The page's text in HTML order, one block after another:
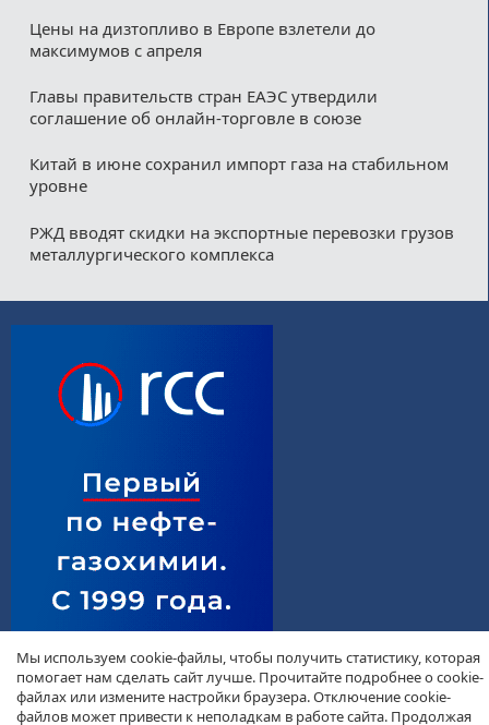
Цены на дизтопливо в Европе взлетели до
максимумов с апреля
Главы правительств стран ЕАЭС утвердили
соглашение об онлайн-торговле в союзе
Китай в июне сохранил импорт газа на стабильном
уровне
РЖД вводят скидки на экспортные перевозки грузов
металлургического комплекса
Мы используем cookie-файлы, чтобы получить статистику, которая
помогает нам сделать сайт лучше. Прочитайте подробнее о cookie-
файлах или измените настройки браузера. Отключение cookie-
файлов может привести к неполадкам в работе сайта. Продолжая